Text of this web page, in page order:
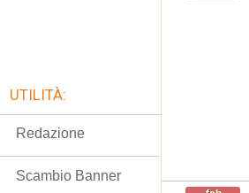
UTILITÀ:
Redazione
Scambio Banner